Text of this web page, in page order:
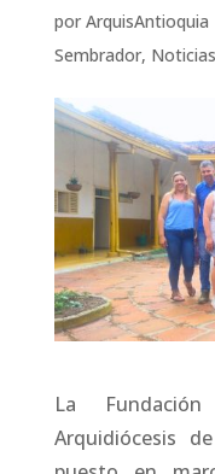
por ArquisAntioquia
Sembrador,
La
Arquidiócesis